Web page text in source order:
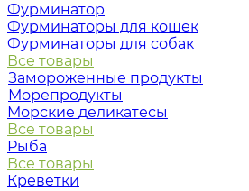
Фурминатор
Фурминаторы для кошек
Фурминаторы для собак
Все товары
Замороженные продукты
Морепродукты
Морские деликатесы
Все товары
Рыба
Все товары
Креветки